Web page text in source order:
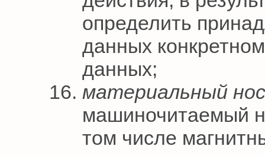
определить
данных
данных;
материальный
машиночитаемый
том числе